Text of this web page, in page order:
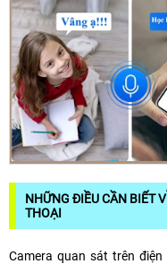
NHỮNG ĐIỀU CẦN BIẾT
THOẠI
Camera quan sát trên